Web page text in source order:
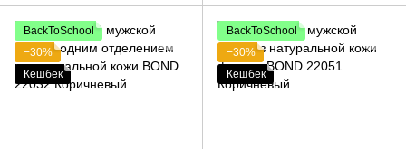
BackToSchool
−30%
Кешбек
BackToSchool
−30%
Кешбек